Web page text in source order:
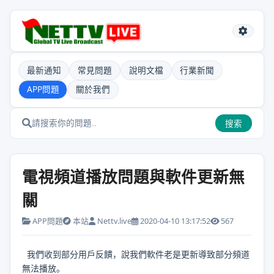
最新通知 常見問題 說明文檔
行業新聞
APP問題
關於我們
搜索
電視頻道播放問題與軟件更新無
關
APP問題 本站 Nettv.live 2020-04-10 13:17:52 567
我們收到部分用戶反饋，說我們軟件老是更新導致部分頻道
無法播放。